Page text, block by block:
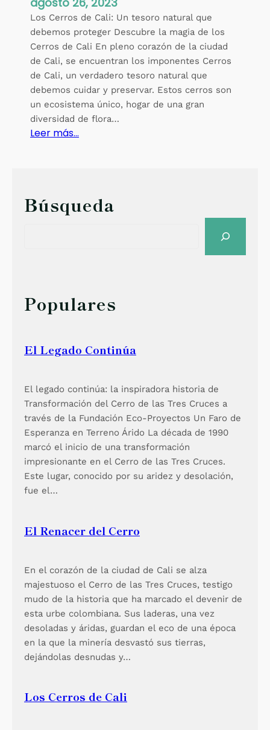
Los Cerros de Cali: Un tesoro natural que
debemos proteger Descubre la magia de los
Cerros de Cali En pleno corazón de la ciudad
de Cali, se encuentran los imponentes Cerros
de Cali, un verdadero tesoro natural que
debemos cuidar y preservar. Estos cerros son
un ecosistema único, hogar de una gran
diversidad de flora…
Leer más…
e
C
i
Búsqueda
h
Populares
El Legado Continúa
El legado continúa: la inspiradora historia de
Transformación del Cerro de las Tres Cruces a
través de la Fundación Eco-Proyectos Un Faro de
Esperanza en Terreno Árido La década de 1990
marcó el inicio de una transformación
impresionante en el Cerro de las Tres Cruces.
Este lugar, conocido por su aridez y desolación,
fue el…
El Renacer del Cerro
En el corazón de la ciudad de Cali se alza
majestuoso el Cerro de las Tres Cruces, testigo
mudo de la historia que ha marcado el devenir de
esta urbe colombiana. Sus laderas, una vez
desoladas y áridas, guardan el eco de una época
en la que la minería desvastó sus tierras,
dejándolas desnudas y…
Los Cerros de Cali